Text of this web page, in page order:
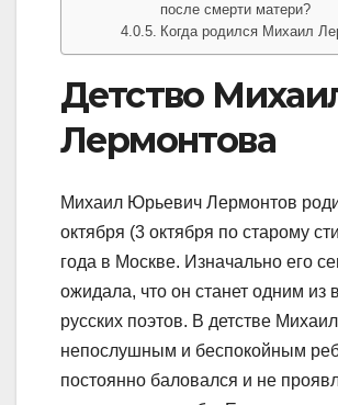
после смерти матери?
Когда родился Михаил
Детство
Лермонтова
Михаил Юрьевич Лермонтов
октября (3 октября по старому
года в Москве. Изначально его
ожидала, что он станет одним из
русских поэтов. В детстве
непослушным и беспокойным
постоянно баловался и не